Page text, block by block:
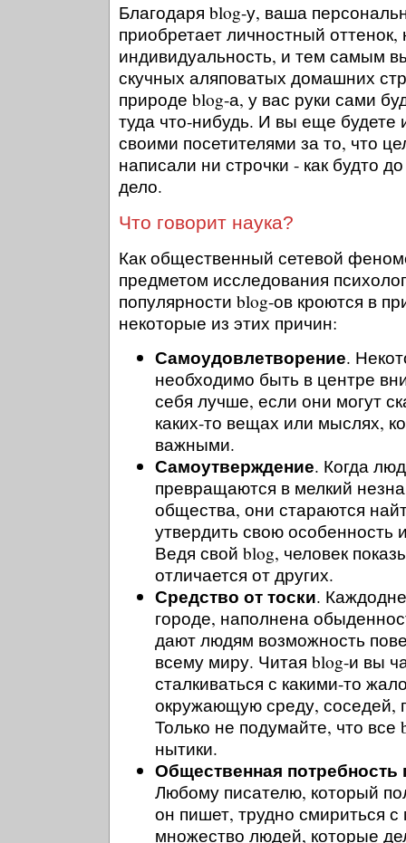
Благодаря blog-у, ваша
приобретает личностный
индивидуальность, и тем самым
скучных аляповатых домашних
природе blog-а, у вас руки сами
туда что-нибудь. И вы еще будете
своими посетителями за то, что
написали ни строчки - как будто
дело.
Что говорит наука?
Как общественный сетевой
предметом исследования
популярности blog-ов кроются в
некоторые из этих причин:
Самоудовлетворение.
необходимо быть в центре
себя лучше, если они могут
каких-то вещах или мыслях,
важными.
Самоутверждение. Когда
превращаются в мелкий
общества, они стараются
утвердить свою особенность
Ведя свой blog, человек
отличается от других.
Средство от тоски.
городе, наполнена
дают людям возможность
всему миру. Читая blog-и вы
сталкиваться с какими-то
окружающую среду, соседей,
Только не подумайте, что все
нытики.
Общественная потребность
Любому писателю, который
он пишет, трудно смириться
множество людей, которые